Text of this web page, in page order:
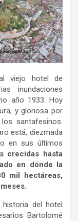
viejo hotel de
inundaciones
año 1933. Hoy
y gloriosa por
santafesinos.
está, diezmada
en sus últimos
crecidas hasta
en dónde la
mil hectáreas,
del hotel
Bartolomé